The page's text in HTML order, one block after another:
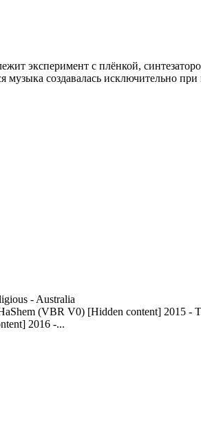
эксперимент с плёнкой,
музыка создавалась исключительно
- Australia
(VBR V0) [Hidden content] 2015 -
2016 -...